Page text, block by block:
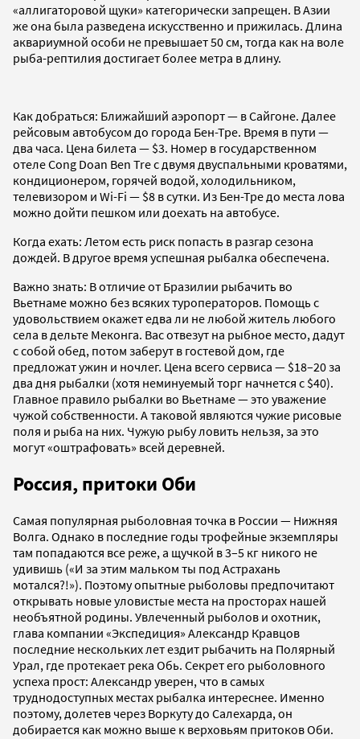
«аллигаторовой щуки» категорически запрещен. В Азии
же она была разведена искусственно и прижилась. Длина
аквариумной особи не превышает 50 см, тогда как на воле
рыба-рептилия достигает более метра в длину.
Как добраться: Ближайший аэропорт — в Сайгоне. Далее
рейсовым автобусом до города Бен-Тре. Время в пути —
два часа. Цена билета — $3. Номер в государственном
отеле Cong Doan Ben Tre с двумя двуспальными кроватями,
кондиционером, горячей водой, холодильником,
телевизором и Wi-Fi — $8 в сутки. Из Бен-Тре до места лова
можно дойти пешком или доехать на автобусе.
Когда ехать: Летом есть риск попасть в разгар сезона
дождей. В другое время успешная рыбалка обеспечена.
Важно знать: В отличие от Бразилии рыбачить во
Вьетнаме можно без всяких туроператоров. Помощь с
удовольствием окажет едва ли не любой житель любого
села в дельте Меконга. Вас отвезут на рыбное место, дадут
с собой обед, потом заберут в гостевой дом, где
предложат ужин и ночлег. Цена всего сервиса — $18–20 за
два дня рыбалки (хотя неминуемый торг начнется с $40).
Главное правило рыбалки во Вьетнаме — это уважение
чужой собственности. А таковой являются чужие рисовые
поля и рыба на них. Чужую рыбу ловить нельзя, за это
могут «оштрафовать» всей деревней.
Россия, притоки Оби
Самая популярная рыболовная точка в России — Нижняя
Волга. Однако в последние годы трофейные экземпляры
там попадаются все реже, а щучкой в 3–5 кг никого не
удивишь («И за этим мальком ты под Астрахань
мотался?!»). Поэтому опытные рыболовы предпочитают
открывать новые уловистые места на просторах нашей
необъятной родины. Увлеченный рыболов и охотник,
глава компании «Экспедиция» Александр Кравцов
последние нескольких лет ездит рыбачить на Полярный
Урал, где протекает река Обь. Секрет его рыболовного
успеха прост: Александр уверен, что в самых
труднодоступных местах рыбалка интереснее. Именно
поэтому, долетев через Воркуту до Салехарда, он
добирается как можно выше к верховьям притоков Оби.